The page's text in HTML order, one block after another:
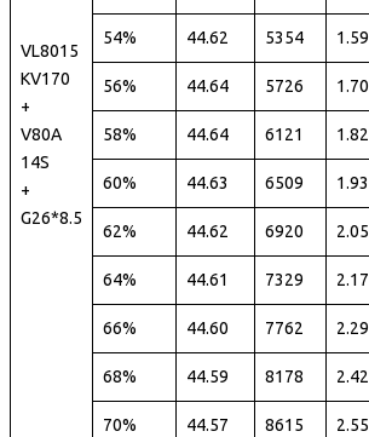
VL8015
KV170
+
V80A
14S
+
G26*8.5
54% 44.62 5354 1.59
56% 44.64 5726 1.70
58% 44.64 6121 1.82
60% 44.63 6509 1.93
62% 44.62 6920 2.05
64% 44.61 7329 2.17
66% 44.60 7762 2.29
68% 44.59 8178 2.42
70% 44.57 8615 2.55